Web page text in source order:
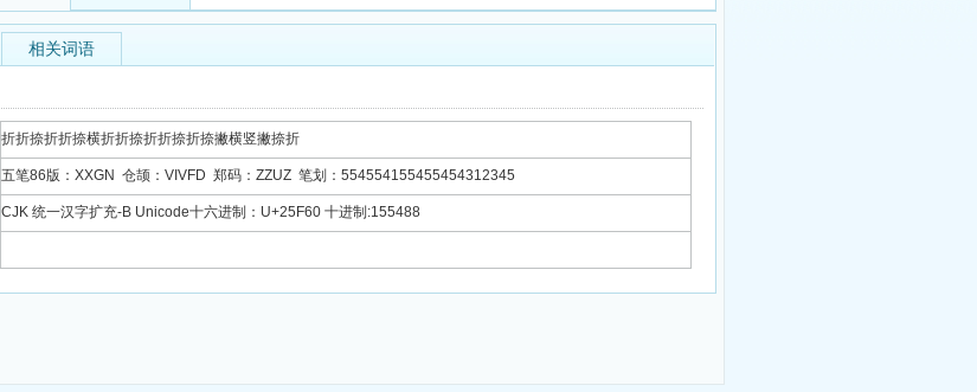
相关词语
折折捺折折捺横折折捺折折捺折捺撇横竖撇捺折
五笔86版：XXGN 仓颉：VIVFD 郑码：ZZUZ 笔划：554554155455454312345
CJK 统一汉字扩充-B Unicode十六进制：U+25F60 十进制:155488